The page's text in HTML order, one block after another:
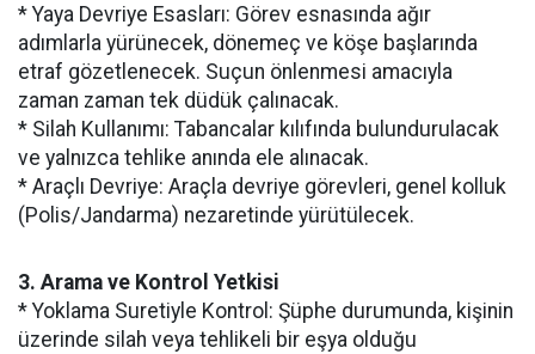
* Yaya Devriye Esasları: Görev esnasında ağır
adımlarla yürünecek, dönemeç ve köşe başlarında
etraf gözetlenecek. Suçun önlenmesi amacıyla
zaman zaman tek düdük çalınacak.
* Silah Kullanımı: Tabancalar kılıfında bulundurulacak
ve yalnızca tehlike anında ele alınacak.
* Araçlı Devriye: Araçla devriye görevleri, genel kolluk
(Polis/Jandarma) nezaretinde yürütülecek.
3. Arama ve Kontrol Yetkisi
* Yoklama Suretiyle Kontrol: Şüphe durumunda, kişinin
üzerinde silah veya tehlikeli bir eşya olduğu